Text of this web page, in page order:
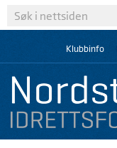
Klubbinfo